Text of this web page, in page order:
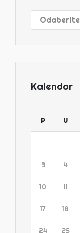
Kalendar
P U
3 4
10 11
17 18
24 25